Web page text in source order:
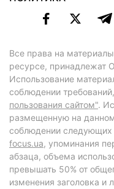
Все права на
ресурсе,
Использование
соблюдении
пользования сайтом".
размещенную на
соблюдении следующих
focus.ua, упоминания
абзаца, объема
превышать 50% от
изменения заголовка и